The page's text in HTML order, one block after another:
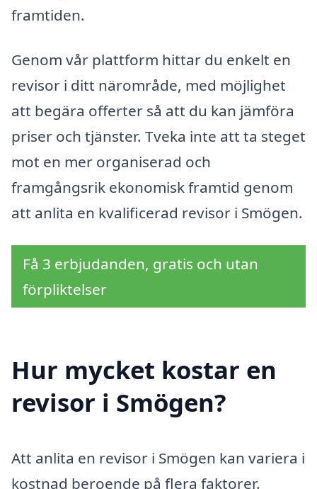
framtiden.
Genom vår plattform hittar du enkelt en
revisor i ditt närområde, med möjlighet
att begära offerter så att du kan jämföra
priser och tjänster. Tveka inte att ta steget
mot en mer organiserad och
framgångsrik ekonomisk framtid genom
att anlita en kvalificerad revisor i Smögen.
Få 3 erbjudanden, gratis och utan
förpliktelser
Hur mycket kostar en
revisor i Smögen?
Att anlita en revisor i Smögen kan variera i
kostnad beroende på flera faktorer.